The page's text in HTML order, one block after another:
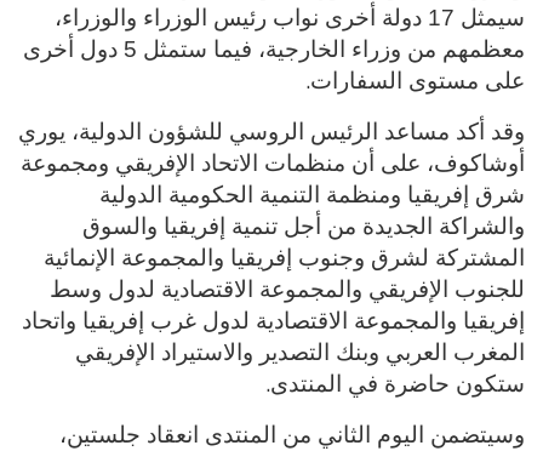
سيمثل 17 دولة أخرى نواب رئيس الوزراء والوزراء،
معظمهم من وزراء الخارجية، فيما ستمثل 5 دول أخرى
على مستوى السفارات.
وقد أكد مساعد الرئيس الروسي للشؤون الدولية، يوري
أوشاكوف، على أن منظمات الاتحاد الإفريقي ومجموعة
شرق إفريقيا ومنظمة التنمية الحكومية الدولية
والشراكة الجديدة من أجل تنمية إفريقيا والسوق
المشتركة لشرق وجنوب إفريقيا والمجموعة الإنمائية
للجنوب الإفريقي والمجموعة الاقتصادية لدول وسط
إفريقيا والمجموعة الاقتصادية لدول غرب إفريقيا واتحاد
المغرب العربي وبنك التصدير والاستيراد الإفريقي
ستكون حاضرة في المنتدى.
وسيتضمن اليوم الثاني من المنتدى انعقاد جلستين،